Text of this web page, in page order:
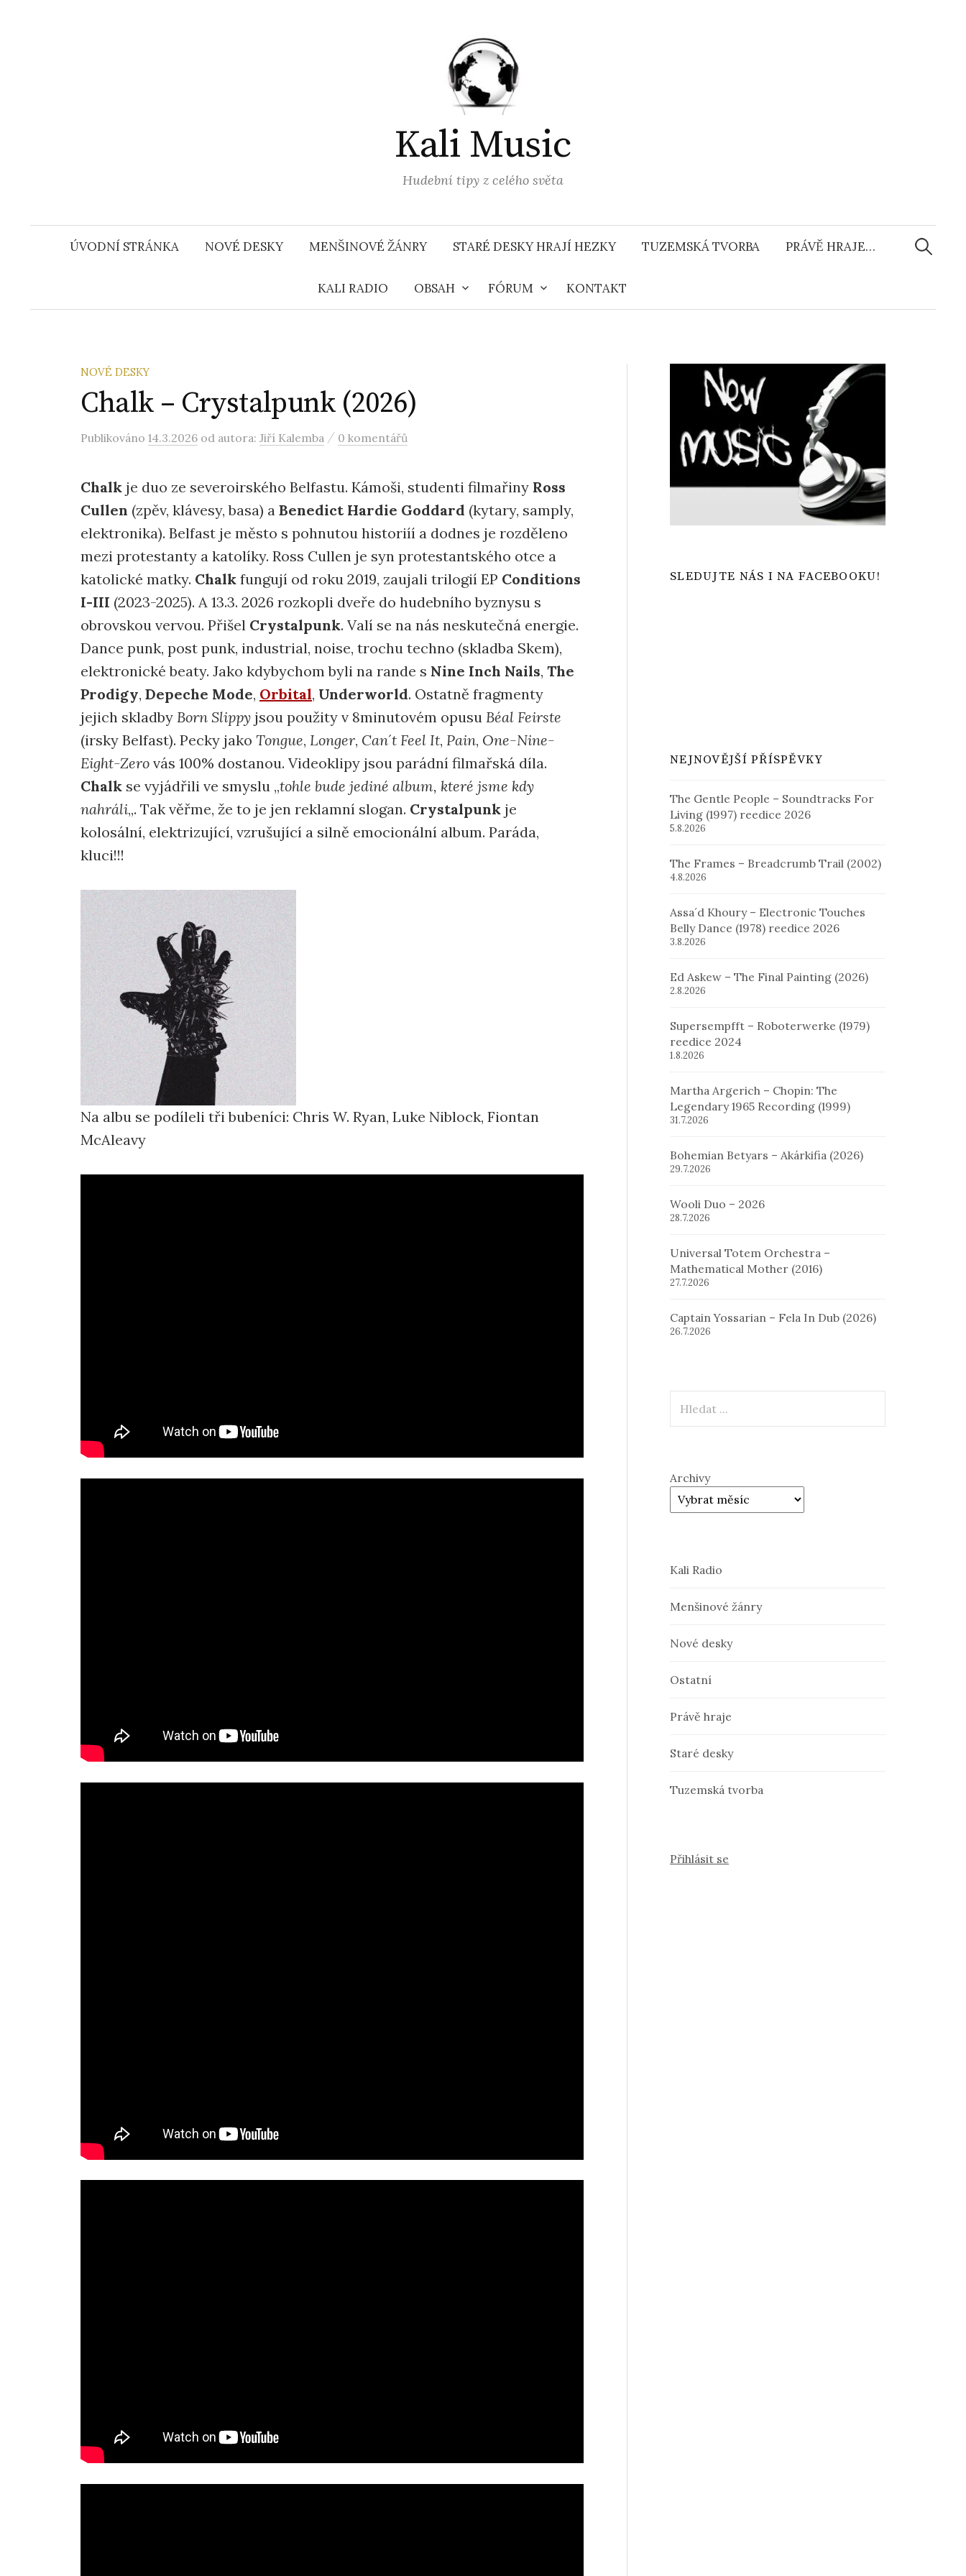
Kali Music
Hudební tipy z celého světa
ÚVODNÍ STRÁNKA NOVÉ DESKY MENŠINOVÉ ŽÁNRY STARÉ DESKY HRAJÍ HEZKY TUZEMSKÁ TVORBA PRÁVĚ HRAJE…
KALI RADIO OBSAH FÓRUM KONTAKT
NOVÉ DESKY
Chalk – Crystalpunk (2026)
Publikováno 14.3.2026 od autora: Jiří Kalemba / 0 komentářů
Chalk je duo ze severoirského Belfastu. Kámoši, studenti filmařiny Ross
Cullen (zpěv, klávesy, basa) a Benedict Hardie Goddard (kytary, samply,
elektronika). Belfast je město s pohnutou historiíí a dodnes je rozděleno
mezi protestanty a katolíky. Ross Cullen je syn protestantského otce a
katolické matky. Chalk fungují od roku 2019, zaujali trilogií EP Conditions
I-III (2023-2025). A 13.3. 2026 rozkopli dveře do hudebního byznysu s
obrovskou vervou. Přišel Crystalpunk. Valí se na nás neskutečná energie.
Dance punk, post punk, industrial, noise, trochu techno (skladba Skem),
elektronické beaty. Jako kdybychom byli na rande s Nine Inch Nails, The
Prodigy, Depeche Mode, Orbital, Underworld. Ostatně fragmenty
jejich skladby Born Slippy jsou použity v 8minutovém opusu Béal Feirste
(irsky Belfast). Pecky jako Tongue, Longer, Can´t Feel It, Pain, One-Nine-
Eight-Zero vás 100% dostanou. Videoklipy jsou parádní filmařská díla.
Chalk se vyjádřili ve smyslu „tohle bude jediné album, které jsme kdy
nahráli„. Tak věřme, že to je jen reklamní slogan. Crystalpunk je
kolosální, elektrizující, vzrušující a silně emocionální album. Paráda,
kluci!!!
Na albu se podíleli tři bubeníci: Chris W. Ryan, Luke Niblock, Fiontan
McAleavy
SLEDUJTE NÁS I NA FACEBOOKU!
NEJNOVĚJŠÍ PŘÍSPĚVKY
The Gentle People – Soundtracks For
Living (1997) reedice 2026
5.8.2026
The Frames – Breadcrumb Trail (2002)
4.8.2026
Assa´d Khoury – Electronic Touches
Belly Dance (1978) reedice 2026
3.8.2026
Ed Askew – The Final Painting (2026)
2.8.2026
Supersempfft – Roboterwerke (1979)
reedice 2024
1.8.2026
Martha Argerich – Chopin: The
Legendary 1965 Recording (1999)
31.7.2026
Bohemian Betyars – Akárkifia (2026)
29.7.2026
Wooli Duo – 2026
28.7.2026
Universal Totem Orchestra –
Mathematical Mother (2016)
27.7.2026
Captain Yossarian – Fela In Dub (2026)
26.7.2026
Archivy
Kali Radio
Menšinové žánry
Nové desky
Ostatní
Právě hraje
Staré desky
Tuzemská tvorba
Přihlásit se